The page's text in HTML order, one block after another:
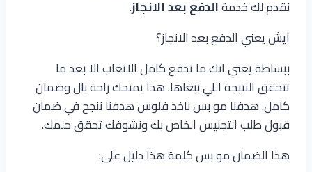
نقدم لك خدمةالدفع بعد الانجاز.
ايش يعني الدفع بعد الانجاز؟
ببساطة يعني انك ما تدفع كامل الاتعاب الا بعد ما
تتحقق النتيجة اللي نبغاها. هذا يمنحك راحة بال وضمان
كامل. هدفنا مو بس ناخذ فلوس هدفنا ننجح في ضمان
قبول طلب التجنيس الخاص بك ونشوفك تحقق حلمك.
هذا الضمان مو بس كلمة هذا دليل على: